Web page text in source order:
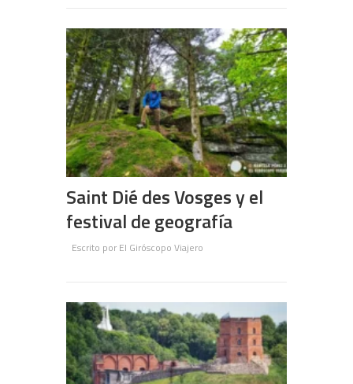
Saint Dié des Vosges y el
festival de geografía
Escrito por El Giróscopo Viajero